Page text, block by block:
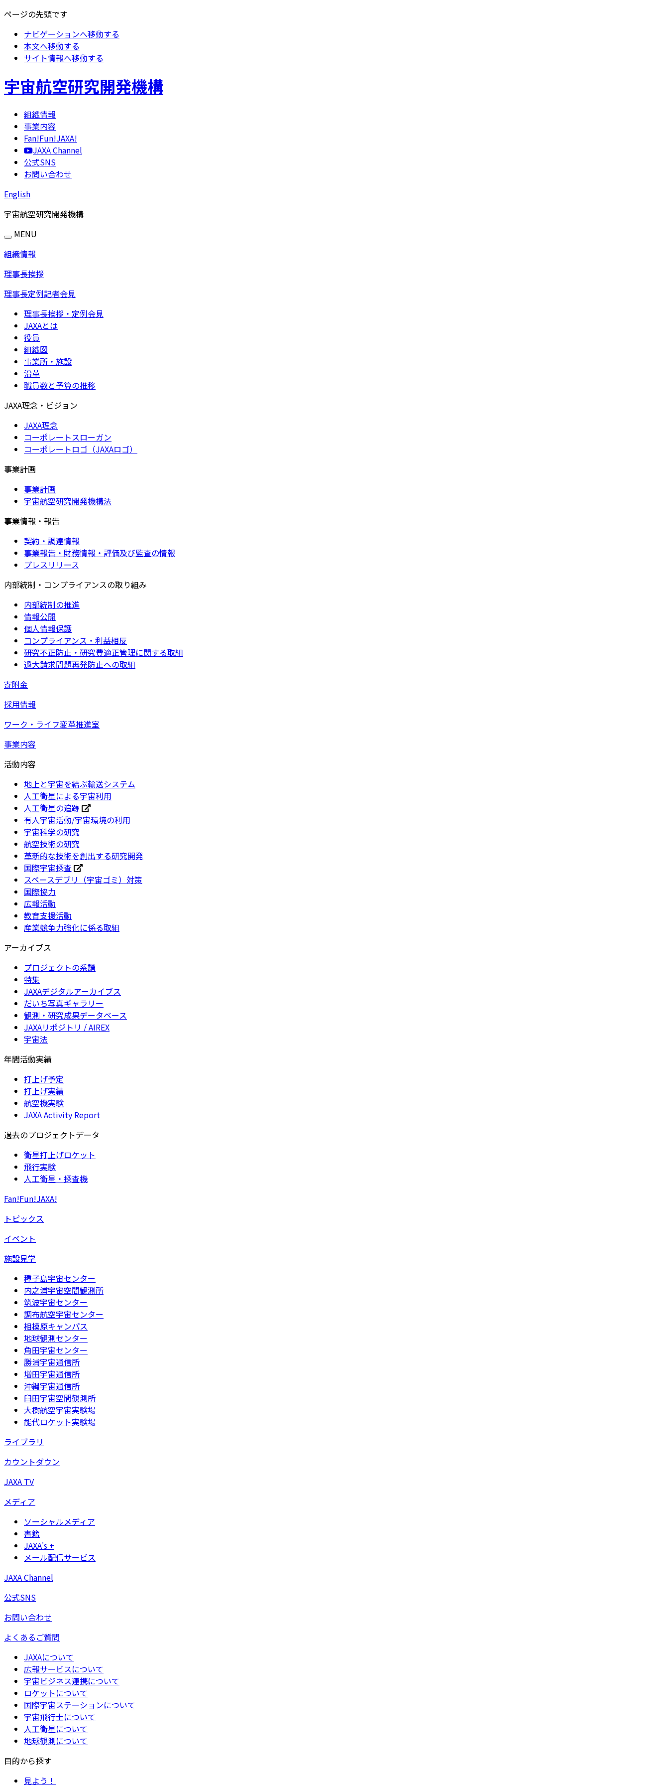
ページの先頭です
ナビゲーションへ移動する
本文へ移動する
サイト情報へ移動する
宇宙航空研究開発機構
組織情報
事業内容
Fan!Fun!JAXA!
JAXA Channel
公式SNS
お問い合わせ
English
宇宙航空研究開発機構
MENU
組織情報
理事長挨拶
理事長定例記者会見
理事長挨拶・定例会見
JAXAとは
役員
組織図
事業所・施設
沿革
職員数と予算の推移
JAXA理念・ビジョン
JAXA理念
コーポレートスローガン
コーポレートロゴ（JAXAロゴ）
事業計画
事業計画
宇宙航空研究開発機構法
事業情報・報告
契約・調達情報
事業報告・財務情報・評価及び監査の情報
プレスリリース
内部統制・コンプライアンスの取り組み
内部統制の推進
情報公開
個人情報保護
コンプライアンス・利益相反
研究不正防止・研究費適正管理に関する取組
過大請求問題再発防止への取組
寄附金
採用情報
ワーク・ライフ変革推進室
事業内容
活動内容
地上と宇宙を結ぶ輸送システム
人工衛星による宇宙利用
人工衛星の追跡
有人宇宙活動/宇宙環境の利用
宇宙科学の研究
航空技術の研究
革新的な技術を創出する研究開発
国際宇宙探査
スペースデブリ（宇宙ゴミ）対策
国際協力
広報活動
教育支援活動
産業競争力強化に係る取組
アーカイブス
プロジェクトの系譜
特集
JAXAデジタルアーカイブス
だいち写真ギャラリー
観測・研究成果データベース
JAXAリポジトリ / AIREX
宇宙法
年間活動実績
打上げ予定
打上げ実績
航空機実験
JAXA Activity Report
過去のプロジェクトデータ
衛星打上げロケット
飛行実験
人工衛星・探査機
Fan!Fun!JAXA!
トピックス
イベント
施設見学
種子島宇宙センター
内之浦宇宙空間観測所
筑波宇宙センター
調布航空宇宙センター
相模原キャンパス
地球観測センター
角田宇宙センター
勝浦宇宙通信所
増田宇宙通信所
沖縄宇宙通信所
臼田宇宙空間観測所
大樹航空宇宙実験場
能代ロケット実験場
ライブラリ
カウントダウン
JAXA TV
メディア
ソーシャルメディア
書籍
JAXA's +
メール配信サービス
JAXA Channel
公式SNS
お問い合わせ
よくあるご質問
JAXAについて
広報サービスについて
宇宙ビジネス連携について
ロケットについて
国際宇宙ステーションについて
宇宙飛行士について
人工衛星について
地球観測について
目的から探す
見よう！